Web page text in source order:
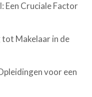
Een Cruciale Factor
Makelaar in de
voor een